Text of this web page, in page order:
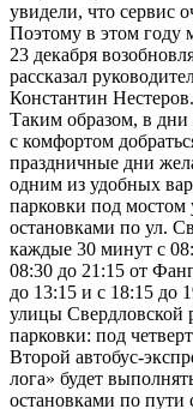
увидели, что сервис
Поэтому в этом
23 декабря
рассказал
Константин
Таким образом, в дни
с комфортом
праздничные дни
одним из удобных
парковки под
остановками по ул.
каждые 30 минут с
08:30 до 21:15 от
до 13:15 и с 18:15 до
улицы Свердловской
парковки: под
Второй автобус-
лога» будет
остановками по пути